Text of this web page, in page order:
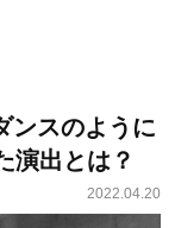
ンスのように
演出とは？
2022.04.20